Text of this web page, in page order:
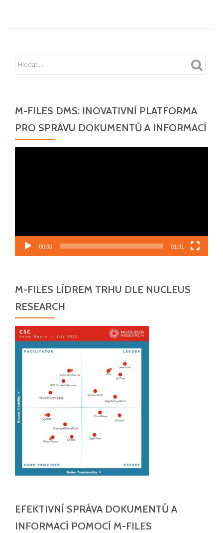
M-FILES DMS: INOVATIVNÍ PLATFORMA
PRO SPRÁVU DOKUMENTŮ A INFORMACÍ
00:00 01:31
M-FILES LÍDREM TRHU DLE NUCLEUS
RESEARCH
EFEKTIVNÍ SPRÁVA DOKUMENTŮ A
INFORMACÍ POMOCÍ M-FILES